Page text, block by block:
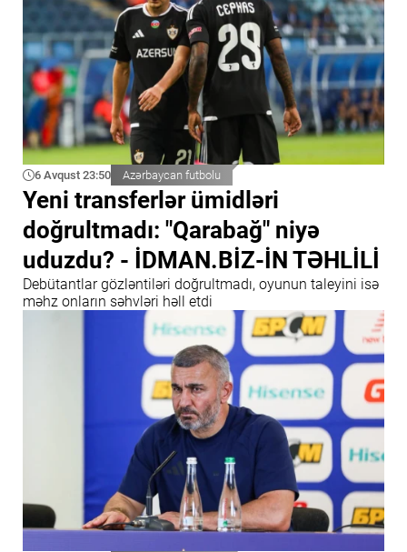
6 Avqust 23:50 Azərbaycan futbolu
Yeni transferlər ümidləri
doğrultmadı: "Qarabağ" niyə
uduzdu? - İDMAN.BİZ-İN TƏHLİLİ
Debütantlar gözləntiləri doğrultmadı, oyunun taleyini isə
məhz onların səhvləri həll etdi